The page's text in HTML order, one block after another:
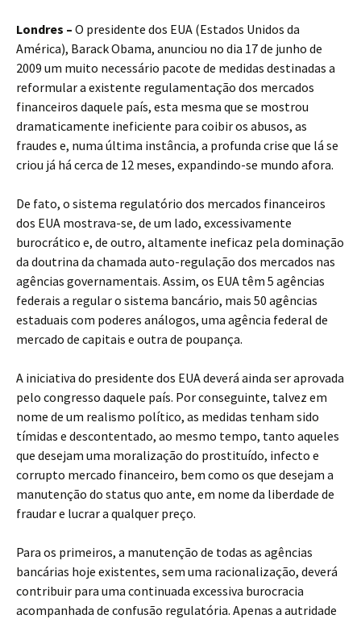
Londres – O presidente dos EUA (Estados Unidos da
América), Barack Obama, anunciou no dia 17 de junho de
2009 um muito necessário pacote de medidas destinadas a
reformular a existente regulamentação dos mercados
financeiros daquele país, esta mesma que se mostrou
dramaticamente ineficiente para coibir os abusos, as
fraudes e, numa última instância, a profunda crise que lá se
criou já há cerca de 12 meses, expandindo-se mundo afora.
De fato, o sistema regulatório dos mercados financeiros
dos EUA mostrava-se, de um lado, excessivamente
burocrático e, de outro, altamente ineficaz pela dominação
da doutrina da chamada auto-regulação dos mercados nas
agências governamentais. Assim, os EUA têm 5 agências
federais a regular o sistema bancário, mais 50 agências
estaduais com poderes análogos, uma agência federal de
mercado de capitais e outra de poupança.
A iniciativa do presidente dos EUA deverá ainda ser aprovada
pelo congresso daquele país. Por conseguinte, talvez em
nome de um realismo político, as medidas tenham sido
tímidas e descontentado, ao mesmo tempo, tanto aqueles
que desejam uma moralização do prostituído, infecto e
corrupto mercado financeiro, bem como os que desejam a
manutenção do status quo ante, em nome da liberdade de
fraudar e lucrar a qualquer preço.
Para os primeiros, a manutenção de todas as agências
bancárias hoje existentes, sem uma racionalização, deverá
contribuir para uma continuada excessiva burocracia
acompanhada de confusão regulatória. Apenas a autridade